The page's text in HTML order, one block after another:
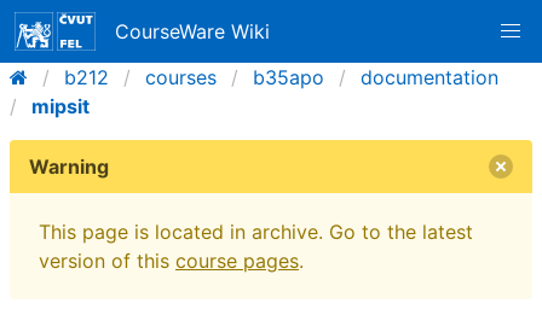
CourseWare Wiki
b212
courses b35apo
documentation
mipsit
Warning
This page is located in archive. Go to the latest
version of this course pages.